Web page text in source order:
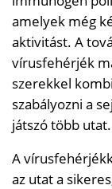
amelyek még
aktivitást. A
vírusfehérjék
szerekkel
szabályozni a
játszó több utat.
A
az utat a